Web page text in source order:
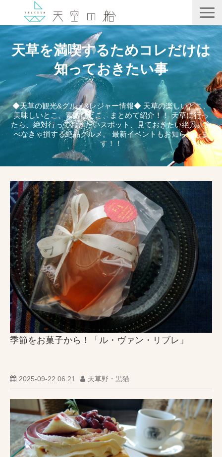
天空の船
ホテル竜宮
天ノ寂
記事一覧
コンテンツ
天草を満喫するためコレだけは
知っておきたい事
◆天草の観光&グルメ&レジャー情報◆ 天草の楽しいとこ、
美味しいとこ、素敵なとこ、まとめて紹介！！ 天草に行っ
たら、絶対行っておきたいスポット、見ておきたい絶景、食
べなきゃ損する絶品グルメ。 最新イベントもお知らせしま
す！！
季節をお菓子から！「ル・ヴァン・リブレ」
2025-09-22 06:21 天草野・黒猫